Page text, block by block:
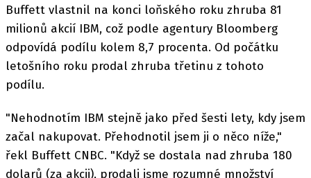
Buffett vlastnil na konci loňského roku zhruba 81
milionů akcií IBM, což podle agentury Bloomberg
odpovídá podílu kolem 8,7 procenta. Od počátku
letošního roku prodal zhruba třetinu z tohoto
podílu.
"Nehodnotím IBM stejně jako před šesti lety, kdy jsem
začal nakupovat. Přehodnotil jsem ji o něco níže,"
řekl Buffett CNBC. "Když se dostala nad zhruba 180
dolarů (za akcii), prodali jsme rozumné množství